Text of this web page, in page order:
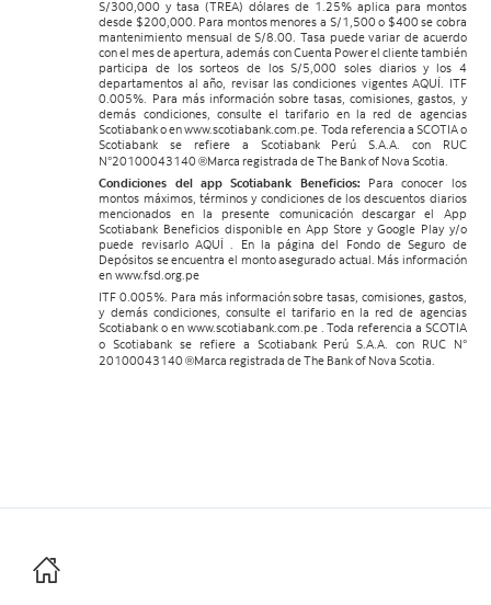
S/300,000 y tasa (TREA) dólares de 1.25% aplica para montos
desde $200,000. Para montos menores a S/1,500 o $400 se cobra
mantenimiento mensual de S/8.00. Tasa puede variar de acuerdo
con el mes de apertura, además con Cuenta Power el cliente también
participa de los sorteos de los S/5,000 soles diarios y los 4
departamentos al año, revisar las condiciones vigentes AQUÍ. ITF
0.005%. Para más información sobre tasas, comisiones, gastos, y
demás condiciones, consulte el tarifario en la red de agencias
Scotiabank o en www.scotiabank.com.pe. Toda referencia a SCOTIA o
Scotiabank se refiere a Scotiabank Perú S.A.A. con RUC
N°20100043140 ®Marca registrada de The Bank of Nova Scotia.
Condiciones del app Scotiabank Beneficios: Para conocer los
montos máximos, términos y condiciones de los descuentos diarios
mencionados en la presente comunicación descargar el App
Scotiabank Beneficios disponible en App Store y Google Play y/o
puede revisarlo AQUÍ . En la página del Fondo de Seguro de
Depósitos se encuentra el monto asegurado actual. Más información
en www.fsd.org.pe
ITF 0.005%. Para más información sobre tasas, comisiones, gastos,
y demás condiciones, consulte el tarifario en la red de agencias
Scotiabank o en www.scotiabank.com.pe . Toda referencia a SCOTIA
o Scotiabank se refiere a Scotiabank Perú S.A.A. con RUC N°
20100043140 ®Marca registrada de The Bank of Nova Scotia.